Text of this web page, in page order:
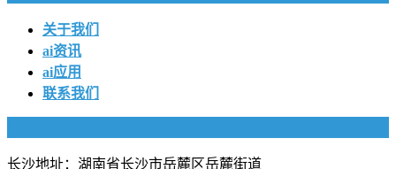
关于我们
ai资讯
ai应用
联系我们
长沙地址：湖南省长沙市岳麓区岳麓街道